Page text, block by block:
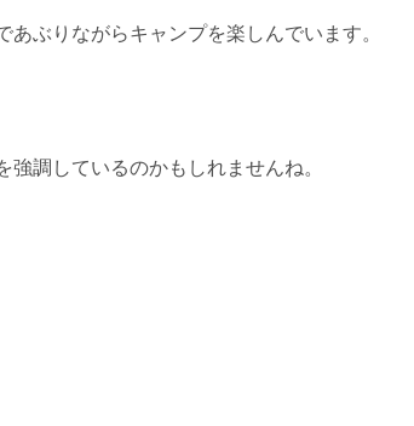
ぶりながらキャンプを楽しんでいます。
調しているのかもしれませんね。